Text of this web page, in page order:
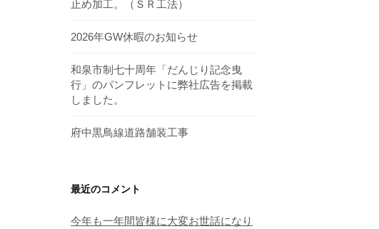
止め加工。（ＳＲ工法）
2026年GW休暇のお知らせ
和泉市制七十周年「だんじり記念曳
行」のパンフレットに弊社広告を掲載
しました。
府中黒鳥線道路舗装工事
最近のコメント
今年も一年間皆様に大変お世話になり